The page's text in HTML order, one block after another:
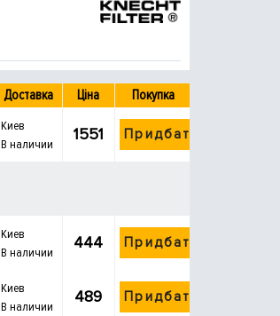
Доставка Ціна Покупка
Киев
В наличии
1551 Придбати
Киев
В наличии
444 Придбати
Киев
В наличии
489 Придбати